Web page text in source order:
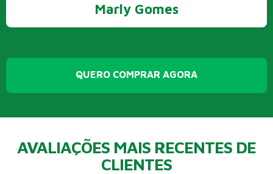
Marly Gomes
QUERO COMPRAR AGORA
AVALIAÇÕES MAIS RECENTES DE
CLIENTES